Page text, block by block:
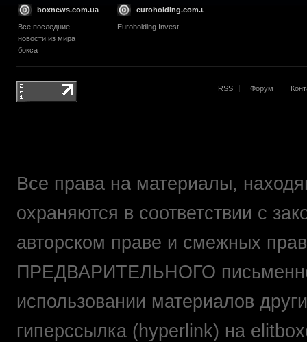
boxnews.com.ua
Все последние
новости из мира
бокса
euroholding.com.ua
Euroholding Invest
RSS Форум
Все права на материалы,
охраняются в соответствии с
авторском праве и смежных
ПРЕДВАРИТЕЛЬНОГО
использовании материалов
гиперссылка (hyperlink) на